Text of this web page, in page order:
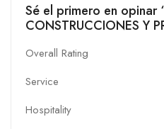
Sé el primero en opinar
CONSTRUCCIONES Y
Overall Rating
Service
Hospitality